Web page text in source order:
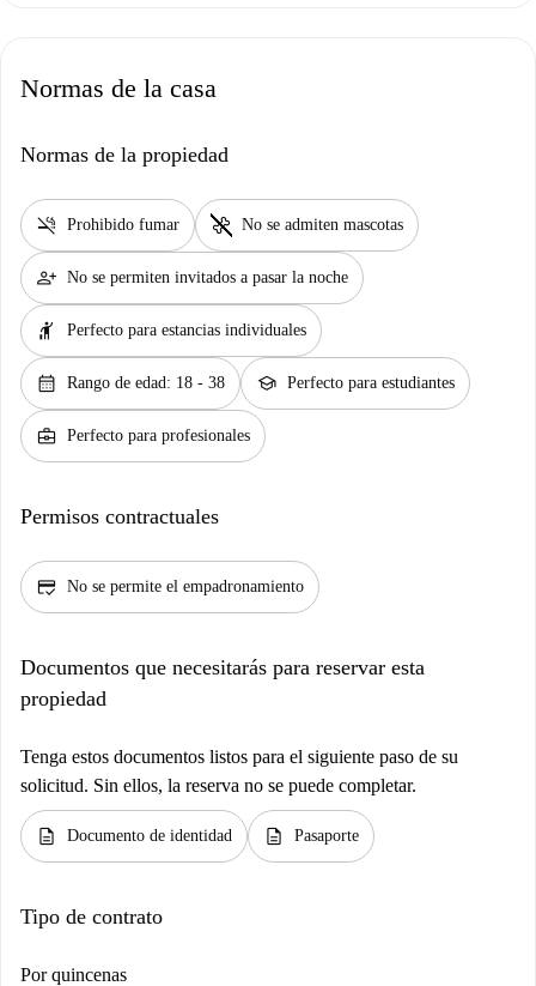
Normas de la casa
Normas de la propiedad
smoke_free Prohibido fumar pet_supplies No se admiten mascotas
person_add No se permiten invitados a pasar la noche
hail Perfecto para estancias individuales
calendar_month Rango de edad: 18 - 38 school Perfecto para estudiantes
business_center Perfecto para profesionales
Permisos contractuales
credit_score No se permite el empadronamiento
Documentos que necesitarás para reservar esta
propiedad
Tenga estos documentos listos para el siguiente paso de su
solicitud. Sin ellos, la reserva no se puede completar.
description Documento de identidad description Pasaporte
Tipo de contrato
Por quincenas